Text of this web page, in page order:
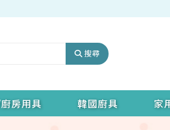
搜尋
房用具 韓國廚具 家